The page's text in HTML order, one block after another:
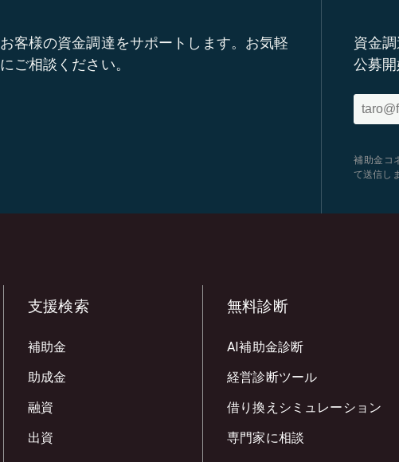
お客様の資金調達をサポートします。お気軽
にご相談ください。
資金
公募
補助金コ
て送信し
支援検索
補助金
助成金
融資
出資
無料診断
AI補助金診断
経営診断ツール
借り換えシミュレーション
専門家に相談